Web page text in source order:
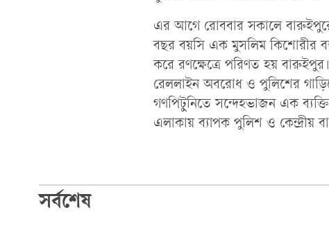
এর আগে রোববার সকালে
বছর বয়সি এক মুসলিম কিশোরীর
করে রণক্ষেত্রে পরিণত হয়
রেললাইন অবরোধ ও পুলিশের
গণপিটুনিতে সন্দেহভাজন এক
এলাকায় ব্যাপক পুলিশ ও কেন্দ্রীয়
সর্বশেষ